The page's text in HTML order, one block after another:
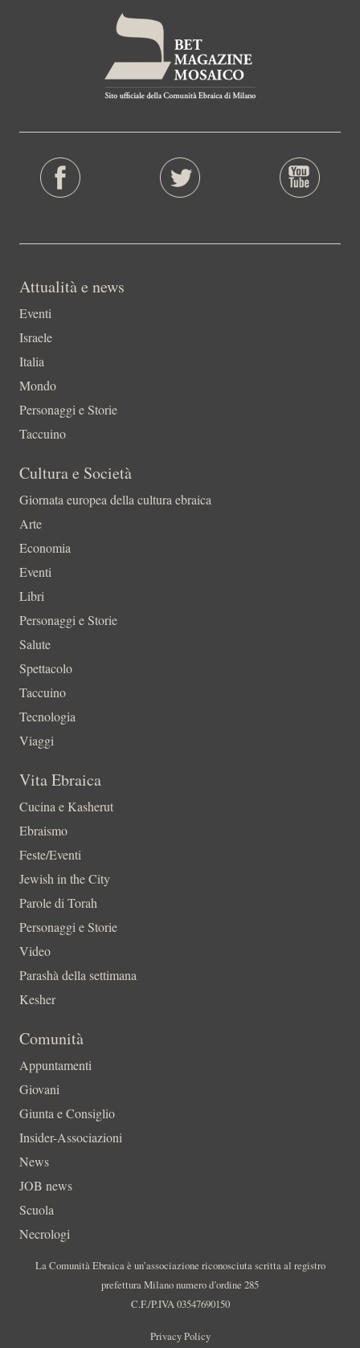
Attualità e news
Eventi
Israele
Italia
Mondo
Personaggi e Storie
Taccuino
Cultura e Società
Giornata europea della cultura ebraica
Arte
Economia
Eventi
Libri
Personaggi e Storie
Salute
Spettacolo
Taccuino
Tecnologia
Viaggi
Vita Ebraica
Cucina e Kasherut
Ebraismo
Feste/Eventi
Jewish in the City
Parole di Torah
Personaggi e Storie
Video
Parashà della settimana
Kesher
Comunità
Appuntamenti
Giovani
Giunta e Consiglio
Insider-Associazioni
News
JOB news
Scuola
Necrologi
La Comunità Ebraica è un’associazione riconosciuta scritta al registro
prefettura Milano numero d’ordine 285
C.F./P.IVA 03547690150
Privacy Policy